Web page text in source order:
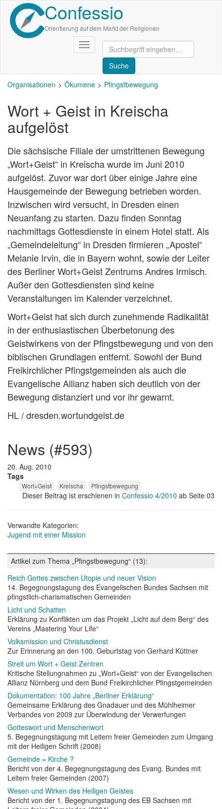
Direkt
zum
Inhalt
Confessio
Orientierung auf dem Markt der Religionen
Navigation
aktivieren/deaktivieren
Organisationen Ökumene Pfingstbewegung
Wort + Geist in Kreischa
aufgelöst
Die sächsische Filiale der umstrittenen Bewegung
„Wort+Geist“ in Kreischa wurde im Juni 2010
aufgelöst. Zuvor war dort über einige Jahre eine
Hausgemeinde der Bewegung betrieben worden.
Inzwischen wird versucht, in Dresden einen
Neuanfang zu starten. Dazu finden Sonntag
nachmittags Gottesdienste in einem Hotel statt. Als
„Gemeindeleitung“ in Dresden firmieren „Apostel“
Melanie Irvin, die in Bayern wohnt, sowie der Leiter
des Berliner Wort+Geist Zentrums Andres Irmisch.
Außer den Gottesdiensten sind keine
Veranstaltungen im Kalender verzeichnet.
Wort+Geist hat sich durch zunehmende Radikalität
in der enthusiastischen Überbetonung des
Geistwirkens von der Pfingstbewegung und von den
biblischen Grundlagen entfernt. Sowohl der Bund
Freikirchlicher Pfingstgemeinden als auch die
Evangelische Allianz haben sich deutlich von der
Bewegung distanziert und vor ihr gewarnt.
HL / dresden.wortundgeist.de
news (#593)
20. Aug. 2010
Tags
Wort+Geist Kreischa Pfingstbewegung
Dieser Beitrag ist erschienen in Confessio 4/2010 ab Seite 03
Verwandte Kategorien:
Jugend mit einer Mission
Artikel zum Thema „Pfingstbewegung“ (13):
Reich Gottes zwischen Utopie und neuer Vision
14. Begegnungstagung des Evangelischen Bundes Sachsen mit
pfingstlich-charismatischen Gemeinden
Licht und Schatten
Erklärung zu Konflikten um das Projekt „Licht auf dem Berg“ des
Vereins „Mastering Your Life“
Volksmission und Christusdienst
Zur Erinnerung an den 100. Geburtstag von Gerhard Küttner
Streit um Wort + Geist Zentren
Kritische Stellungnahmen zu „Wort+Geist“ von der Evangelischen
Allianz Nürnberg und dem Bund Freikirchlicher Pfingstgemeinden
Dokumentation: 100 Jahre „Berliner Erklärung“
Gemeinsame Erklärung des Gnadauer und des Mühlheimer
Verbandes von 2009 zur Überwindung der Verwerfungen
Gotteswort und Menschenwort
5. Begegnungstagung mit Leitern freier Gemeinden zum Umgang
mit der Heiligen Schrift (2008)
Gemeinde = Kirche ?
Bericht von der 4. Begegnungstagung des Evang. Bundes mit
Leitern freier Gemeinden (2007)
Wesen und Wirken des Heiligen Geistes
Bericht von der 1. Begegnungstagung des EB Sachsen mit